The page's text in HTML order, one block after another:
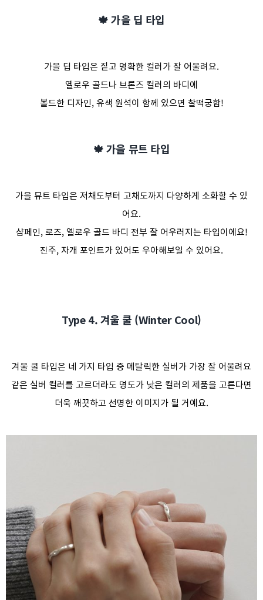
🍁 가을 딥 타입
가을 딥 타입은 짙고 명확한 컬러가 잘 어울려요.
옐로우 골드나 브론즈 컬러의 바디에
볼드한 디자인, 유색 원석이 함께 있으면 찰떡궁합!
🍁 가을 뮤트 타입
가을 뮤트 타입은 저채도부터 고채도까지 다양하게 소화할 수 있
어요.
샴페인, 로즈, 옐로우 골드 바디 전부 잘 어우러지는 타입이에요!
진주, 자개 포인트가 있어도 우아해보일 수 있어요.
Type 4. 겨울 쿨 (Winter Cool)
겨울 쿨 타입은 네 가지 타입 중 메탈릭한 실버가 가장 잘 어울려요
같은 실버 컬러를 고르더라도 명도가 낮은 컬러의 제품을 고른다면
더욱 깨끗하고 선명한 이미지가 될 거예요.